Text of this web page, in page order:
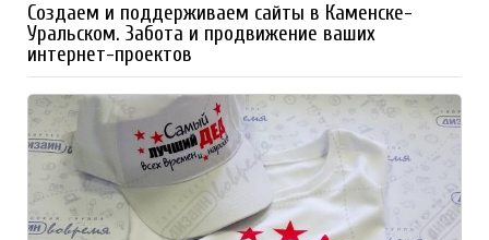
Создаем и поддерживаем сайты в Каменске-
Уральском. Забота и продвижение ваших
интернет-проектов